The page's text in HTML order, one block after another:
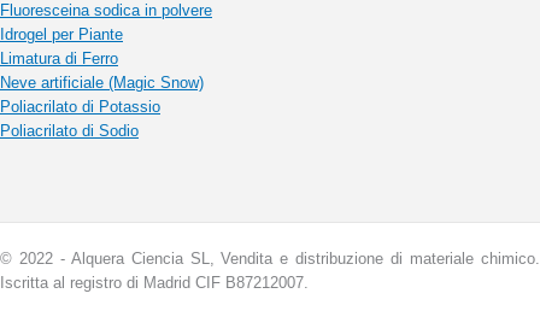
Fluoresceina sodica in polvere
Idrogel per Piante
Limatura di Ferro
Neve artificiale (Magic Snow)
Poliacrilato di Potassio
Poliacrilato di Sodio
© 2022 - Alquera Ciencia SL, Vendita e distribuzione di materiale chimico.
Iscritta al registro di Madrid CIF B87212007.